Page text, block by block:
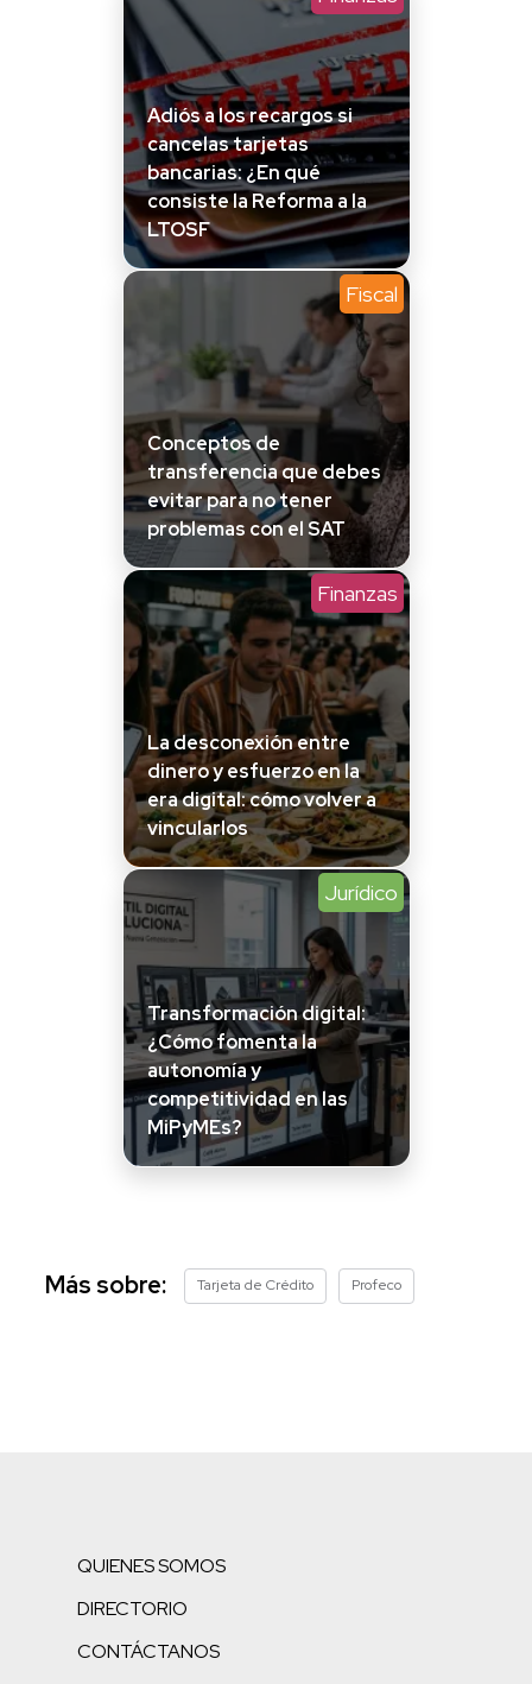
Adiós a los recargos si
cancelas tarjetas
bancarias: ¿En qué
consiste la Reforma a la
LTOSF
Fiscal
Conceptos de
transferencia que debes
evitar para no tener
problemas con el SAT
Finanzas
La desconexión entre
dinero y esfuerzo en la
era digital: cómo volver a
vincularlos
Jurídico
Transformación digital:
¿Cómo fomenta la
autonomía y
competitividad en las
MiPyMEs?
Más sobre: Tarjeta de Crédito Profeco
QUIENES SOMOS
DIRECTORIO
CONTÁCTANOS